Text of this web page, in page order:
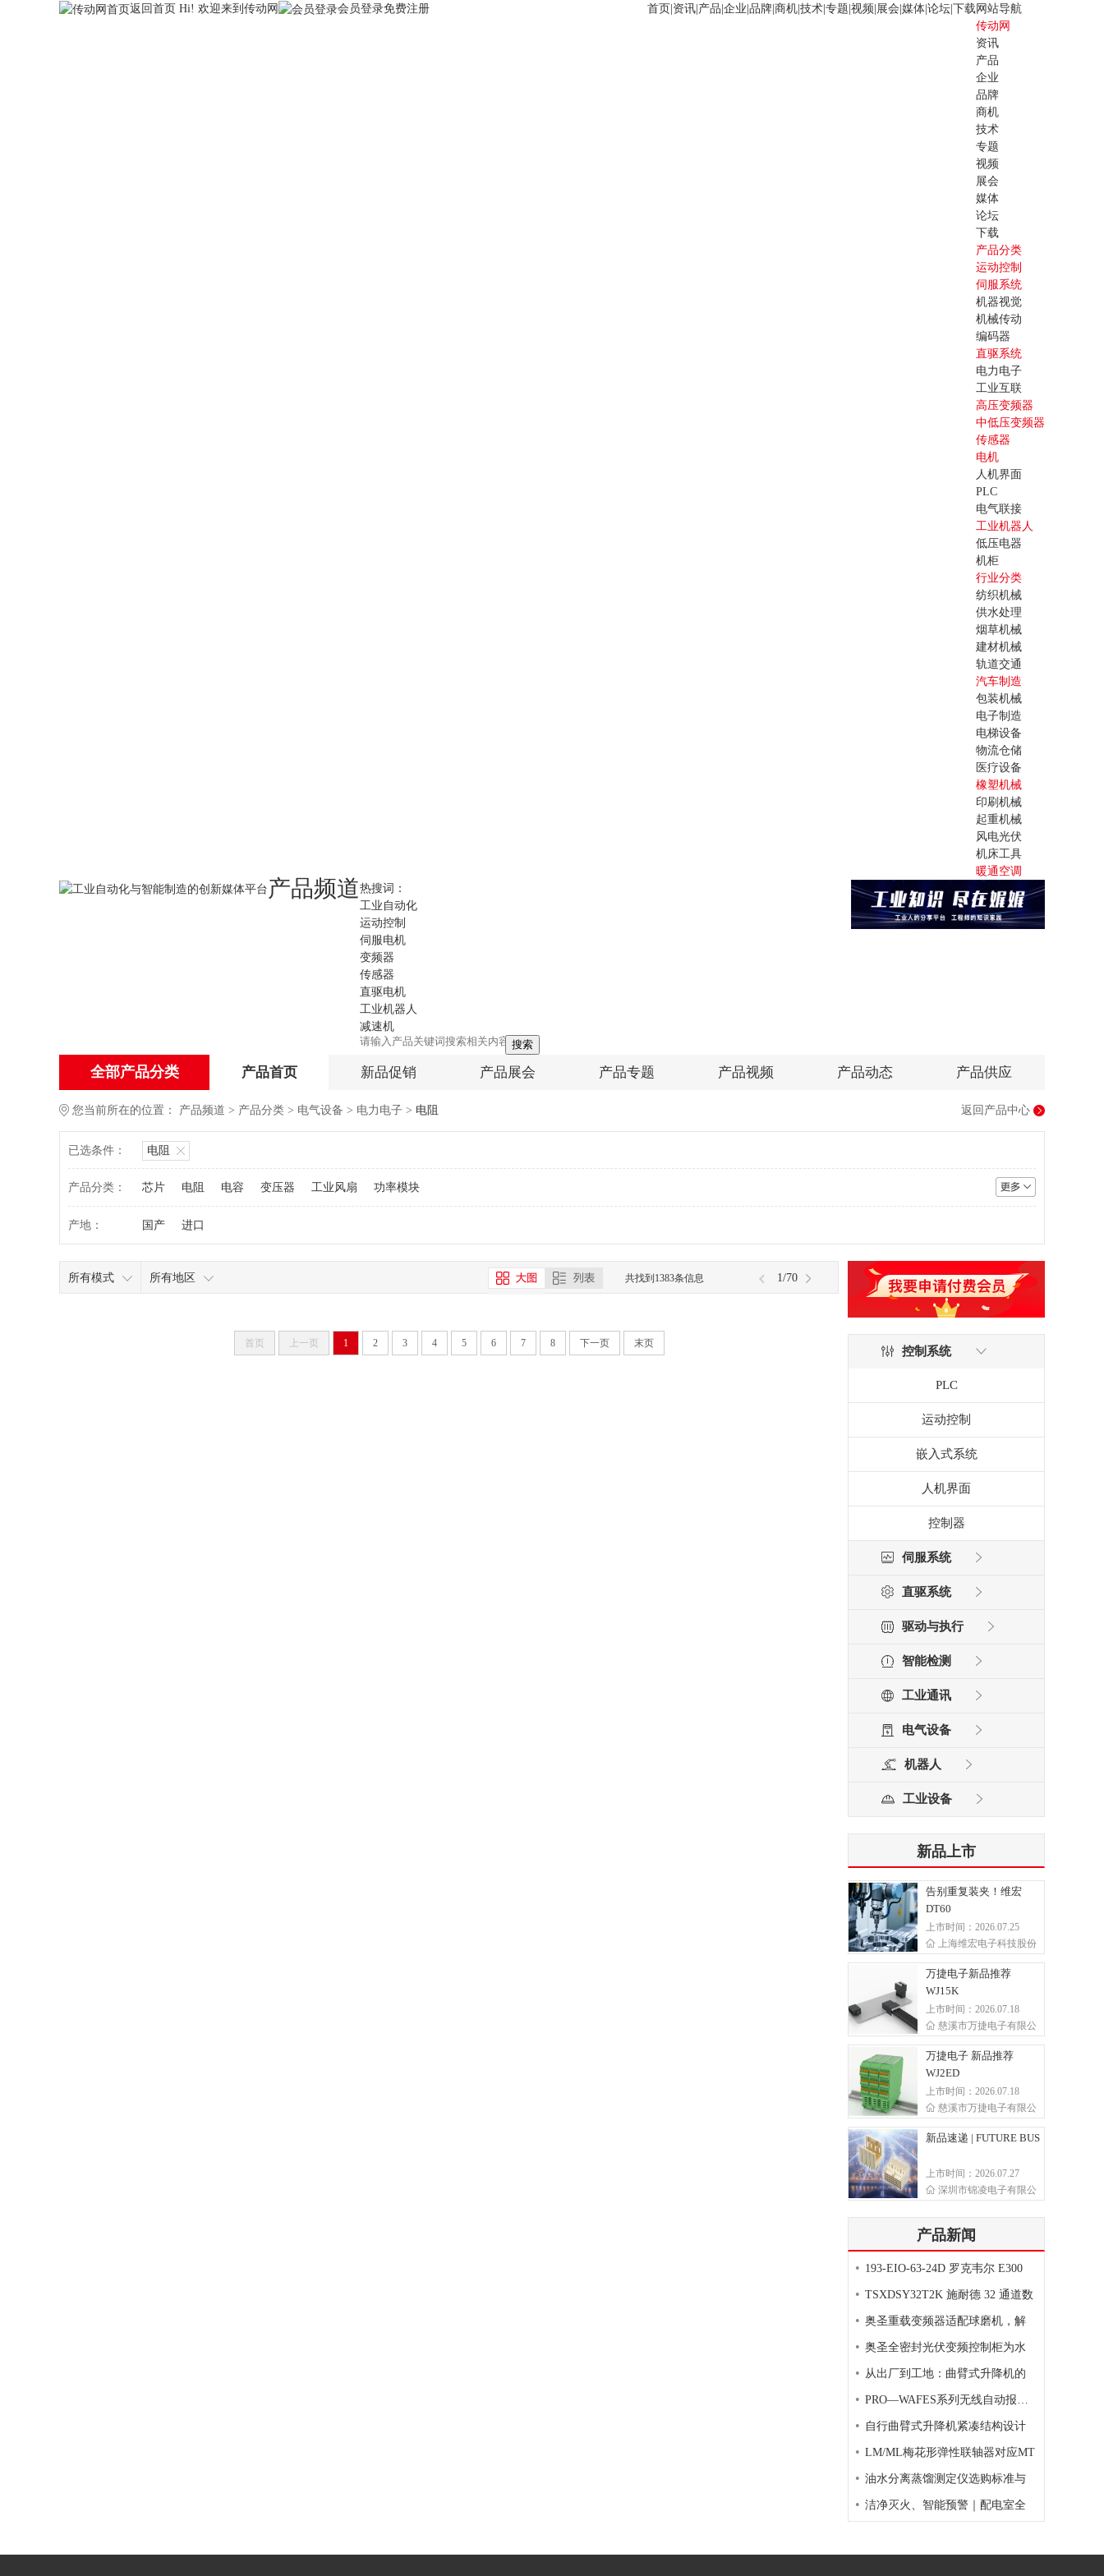
返回首页 Hi! 欢迎来到传动网 会员登录免费注册 首页 资讯 产品 企业 品牌 商机 技术 专题 视频 展会 媒体 论坛 下载网站导航
传动网
资讯
产品
企业
品牌
商机
技术
专题
视频
展会
媒体
论坛
下载
产品分类
运动控制
伺服系统
机器视觉
机械传动
编码器
直驱系统
电力电子
工业互联
高压变频器
中低压变频器
传感器
电机
人机界面
PLC
电气联接
工业机器人
低压电器
机柜
行业分类
纺织机械
供水处理
烟草机械
建材机械
轨道交通
汽车制造
包装机械
电子制造
电梯设备
物流仓储
医疗设备
橡塑机械
印刷机械
起重机械
风电光伏
机床工具
暖通空调
产品频道热搜词：
工业自动化
运动控制
伺服电机
变频器
传感器
直驱电机
工业机器人
减速机
搜索
全部产品分类 产品首页 新品促销 产品展会 产品专题 产品视频 产品动态 产品供应
您当前所在的位置： 产品频道 > 产品分类 > 电气设备 > 电力电子 > 电阻 返回产品中心
已选条件： 电阻
产品分类： 芯片 电阻 电容 变压器 工业风扇 功率模块
产地： 国产 进口
所有模式 所有地区 共找到1383条信息 1/70
首页 上一页 1 2 3 4 5 6 7 8 下一页 末页
控制系统
PLC
运动控制
嵌入式系统
人机界面
控制器
伺服系统
直驱系统
驱动与执行
智能检测
工业通讯
电气设备
机器人
工业设备
新品上市
告别重复装夹！维宏
DT60
上市时间：2026.07.25
上海维宏电子科技股份
万捷电子新品推荐
WJ15K
上市时间：2026.07.18
慈溪市万捷电子有限公
万捷电子 新品推荐
WJ2ED
上市时间：2026.07.18
慈溪市万捷电子有限公
新品速递 | FUTURE BUS
上市时间：2026.07.27
深圳市锦凌电子有限公
产品新闻
• 193-EIO-63-24D 罗克韦尔 E300
• TSXDSY32T2K 施耐德 32 通道数
• 奥圣重载变频器适配球磨机，解
• 奥圣全密封光伏变频控制柜为水
• 从出厂到工地：曲臂式升降机的
• PRO—WAFES系列无线自动报警灭
• 自行曲臂式升降机紧凑结构设计
• LM/ML梅花形弹性联轴器对应MT
• 油水分离蒸馏测定仪选购标准与
• 洁净灭火、智能预警｜配电室全